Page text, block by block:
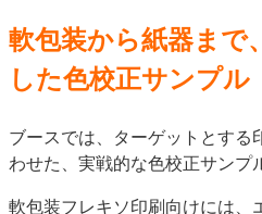
案内
発刊案内
JFPI印刷用語集
運営
会社案内
購読・購入申し込
軟包装から紙器まで
した色校正サンプル
ブースでは、ターゲットとする
わせた、実戦的な色校正サンプ
軟包装フレキソ印刷向けには、